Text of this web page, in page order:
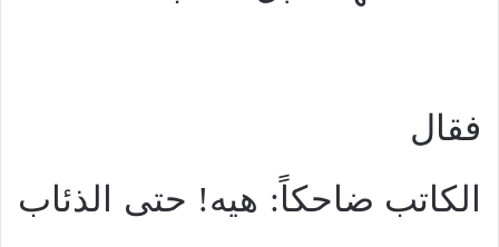
فقال
الكاتب ضاحكاً: هيه! حتى الذئاب